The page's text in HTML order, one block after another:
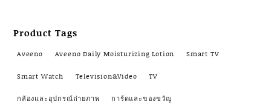
Product Tags
Aveeno Aveeno Daily Moisturizing Lotion Smart TV
Smart Watch Television&Video TV
กล้องและอุปกรณ์ถ่ายภาพ การ์ดและของขวัญ